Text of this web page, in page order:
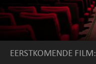
EERSTKOMENDE FILM: